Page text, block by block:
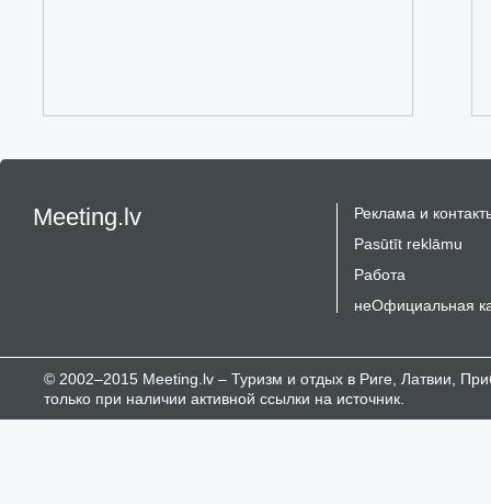
Meeting.lv
Реклама и
Pasūtīt reklāmu
Работа
неОфициальная
© 2002–2015 Meeting.lv – Туризм и отдых в Риге, Латвии,
только при наличии активной ссылки на источник.